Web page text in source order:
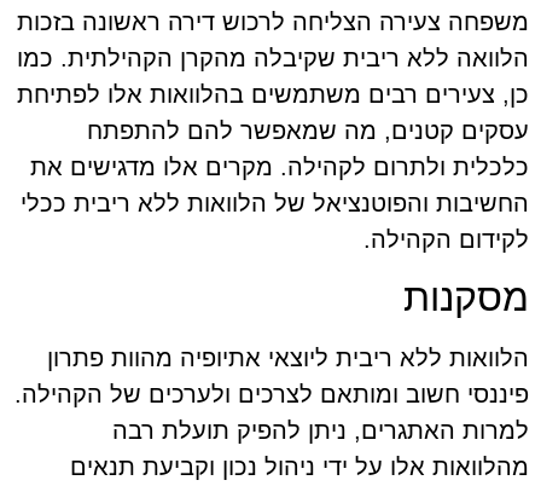
משפחה צעירה הצליחה לרכוש דירה ראשונה בזכות
הלוואה ללא ריבית שקיבלה מהקרן הקהילתית. כמו
כן, צעירים רבים משתמשים בהלוואות אלו לפתיחת
עסקים קטנים, מה שמאפשר להם להתפתח
כלכלית ולתרום לקהילה. מקרים אלו מדגישים את
החשיבות והפוטנציאל של הלוואות ללא ריבית ככלי
לקידום הקהילה.
מסקנות
הלוואות ללא ריבית ליוצאי אתיופיה מהוות פתרון
פיננסי חשוב ומותאם לצרכים ולערכים של הקהילה.
למרות האתגרים, ניתן להפיק תועלת רבה
מהלוואות אלו על ידי ניהול נכון וקביעת תנאים